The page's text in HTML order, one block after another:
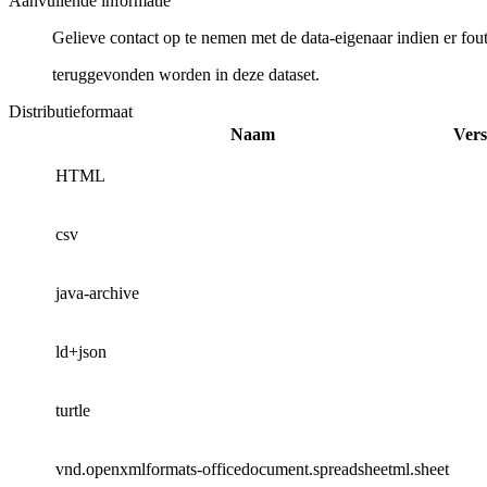
Gelieve contact op te nemen met de data-eigenaar indien er
teruggevonden worden in deze dataset.
Distributieformaat
Naam
HTML
csv
java-archive
ld+json
turtle
vnd.openxmlformats-officedocument.spreadsheetml.sheet